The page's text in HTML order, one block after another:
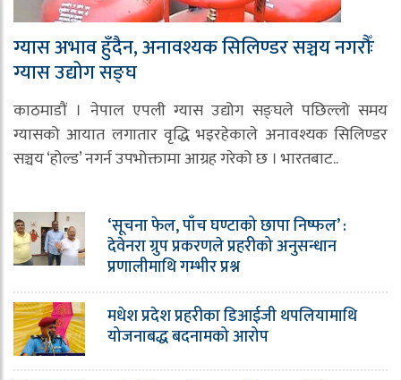
ग्यास अभाव हुँदैन, अनावश्यक सिलिण्डर सञ्चय नगरौँः
ग्यास उद्योग सङ्घ
काठमाडौं । नेपाल एपली ग्यास उद्योग सङ्घले पछिल्लो समय
ग्यासको आयात लगातार वृद्धि भइरहेकाले अनावश्यक सिलिण्डर
सञ्चय ‘होल्ड’ नगर्न उपभोक्तामा आग्रह गरेको छ । भारतबाट..
‘सूचना फेल, पाँच घण्टाको छापा निष्फल’ :
देवेनरा ग्रुप प्रकरणले प्रहरीको अनुसन्धान
प्रणालीमाथि गम्भीर प्रश्न
मधेश प्रदेश प्रहरीका डिआईजी थपलियामाथि
योजनाबद्ध बदनामको आरोप